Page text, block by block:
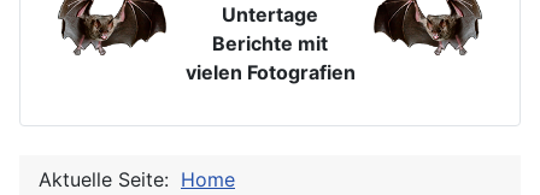
Untertage
Berichte mit
vielen Fotografien
Aktuelle Seite: Home